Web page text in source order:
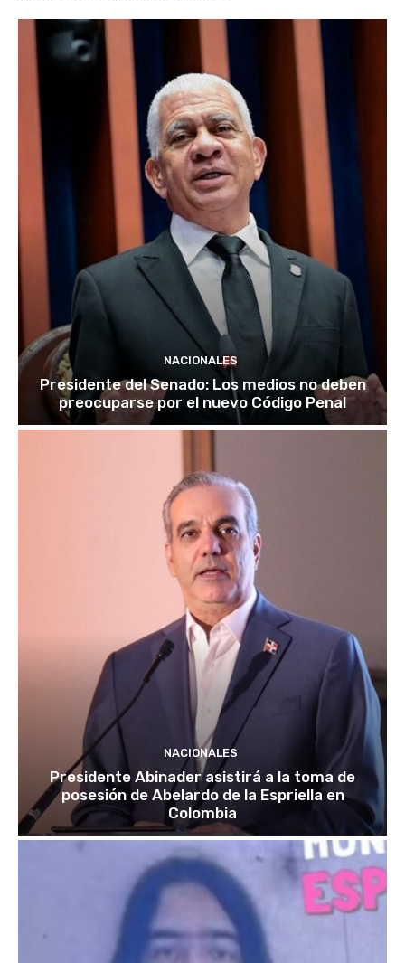
NACIONALES
Presidente del Senado: Los medios no deben
preocuparse por el nuevo Código Penal
NACIONALES
Presidente Abinader asistirá a la toma de
posesión de Abelardo de la Espriella en
Colombia